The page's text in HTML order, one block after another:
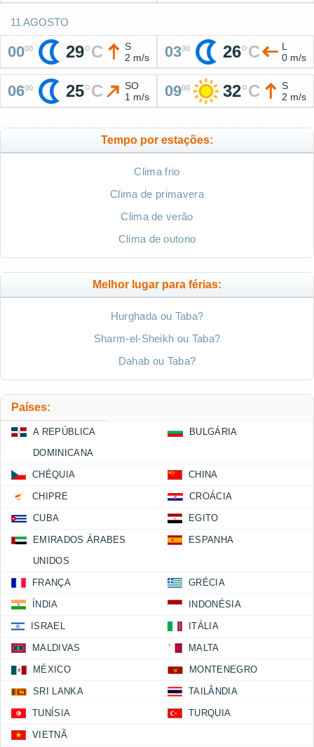
11 AGOSTO
0000 29°C
S
2 m/s
0300 26°C
L
0 m/s
0600 25°C
SO
1 m/s
0900 32°C
S
2 m/s
Tempo por estações:
Clima frio
Clima de primavera
Clima de verão
Clima de outono
Melhor lugar para férias:
Hurghada ou Taba?
Sharm-el-Sheikh ou Taba?
Dahab ou Taba?
Países:
A REPÚBLICA
DOMINICANA
BULGÁRIA
CHÉQUIA CHINA
CHIPRE CROÁCIA
CUBA EGITO
EMIRADOS ÁRABES
UNIDOS
ESPANHA
FRANÇA GRÉCIA
ÍNDIA INDONÉSIA
ISRAEL ITÁLIA
MALDIVAS MALTA
MÉXICO MONTENEGRO
SRI LANKA TAILÂNDIA
TUNÍSIA TURQUIA
VIETNÃ